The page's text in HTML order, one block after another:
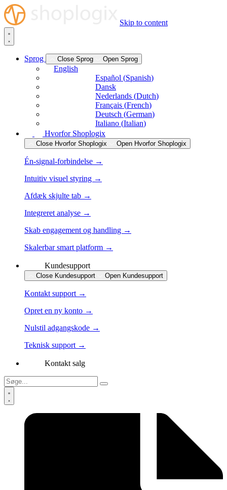
Skip to content
Sprog Close Sprog Open Sprog
English
Español (Spanish)
Dansk
Nederlands (Dutch)
Français (French)
Deutsch (German)
Italiano (Italian)
Hvorfor Shoplogix
Close Hvorfor Shoplogix Open Hvorfor Shoplogix
Én-signal-forbindelse →
Intuitiv visuel styring →
Afdæk skjulte tab →
Integreret analyse →
Skab engagement og handling →
Skalerbar smart platform →
Kundesupport
Close Kundesupport Open Kundesupport
Kontakt support →
Opret en ny konto →
Nulstil adgangskode →
Teknisk support →
Kontakt salg